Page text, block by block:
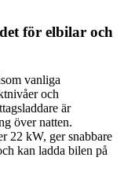
för elbilar och
vanliga
och
är
över natten.
22 kW, ger snabbare
kan ladda bilen på